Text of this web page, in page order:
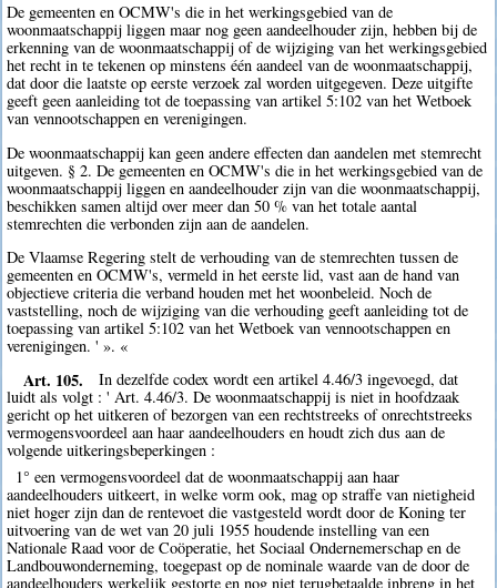
De gemeenten en OCMW's die in het werkingsgebied van de
woonmaatschappij liggen maar nog geen aandeelhouder zijn, hebben bij de
erkenning van de woonmaatschappij of de wijziging van het werkingsgebied
het recht in te tekenen op minstens één aandeel van de woonmaatschappij,
dat door die laatste op eerste verzoek zal worden uitgegeven. Deze uitgifte
geeft geen aanleiding tot de toepassing van artikel 5:102 van het Wetboek
van vennootschappen en verenigingen.
De woonmaatschappij kan geen andere effecten dan aandelen met stemrecht
uitgeven. § 2. De gemeenten en OCMW's die in het werkingsgebied van de
woonmaatschappij liggen en aandeelhouder zijn van die woonmaatschappij,
beschikken samen altijd over meer dan 50 % van het totale aantal
stemrechten die verbonden zijn aan de aandelen.
De Vlaamse Regering stelt de verhouding van de stemrechten tussen de
gemeenten en OCMW's, vermeld in het eerste lid, vast aan de hand van
objectieve criteria die verband houden met het woonbeleid. Noch de
vaststelling, noch de wijziging van die verhouding geeft aanleiding tot de
toepassing van artikel 5:102 van het Wetboek van vennootschappen en
verenigingen. ' ». «
Art. 105.
In dezelfde codex wordt een artikel 4.46/3 ingevoegd, dat
luidt als volgt : ' Art. 4.46/3. De woonmaatschappij is niet in hoofdzaak
gericht op het uitkeren of bezorgen van een rechtstreeks of onrechtstreeks
vermogensvoordeel aan haar aandeelhouders en houdt zich dus aan de
volgende uitkeringsbeperkingen :
1° een vermogensvoordeel dat de woonmaatschappij aan haar
aandeelhouders uitkeert, in welke vorm ook, mag op straffe van nietigheid
niet hoger zijn dan de rentevoet die vastgesteld wordt door de Koning ter
uitvoering van de wet van 20 juli 1955 houdende instelling van een
Nationale Raad voor de Coöperatie, het Sociaal Ondernemerschap en de
Landbouwonderneming, toegepast op de nominale waarde van de door de
aandeelhouders werkelijk gestorte en nog niet terugbetaalde inbreng in het